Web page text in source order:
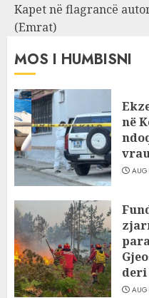
Kapet në flagrancë
(Emrat)
MOS I HUMBISNI
në
deri